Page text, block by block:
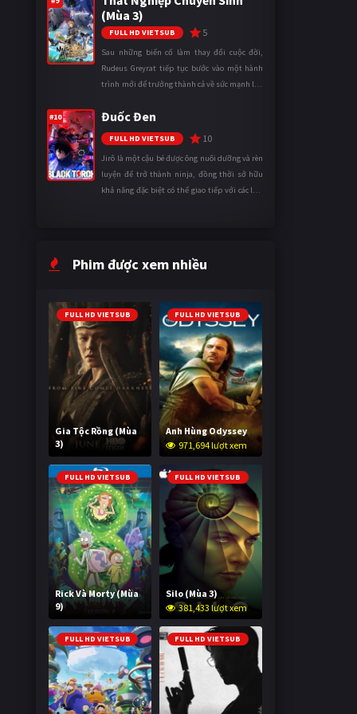
(Mùa 3)
FULL HD VIETSUB 5
Sau những biến cố làm thay đổi cuộc đời,
Rudeus Greyrat tiếp tục bước vào một hành
trình mới để trưởng thành cả về sức mạnh lẫn
ngày càng khắc nghiệt, anh ...
#10 Đuốc Đen
FULL HD VIETSUB 10
Jirô là một cậu bé được ông nuôi dưỡng và rèn
luyện để trở thành ninja, đồng thời sở hữu
khả năng đặc biệt có thể giao tiếp với các loài
Phim được xem nhiều
FULL HD VIETSUB
Gia Tộc Rồng (Mùa
3)
2,038,021 lượt xem
FULL HD VIETSUB
Anh Hùng Odyssey
971,694 lượt xem
FULL HD VIETSUB
Rick Và Morty (Mùa
9)
3,005,668 lượt xem
FULL HD VIETSUB
Silo (Mùa 3)
381,433 lượt xem
FULL HD VIETSUB FULL HD VIETSUB